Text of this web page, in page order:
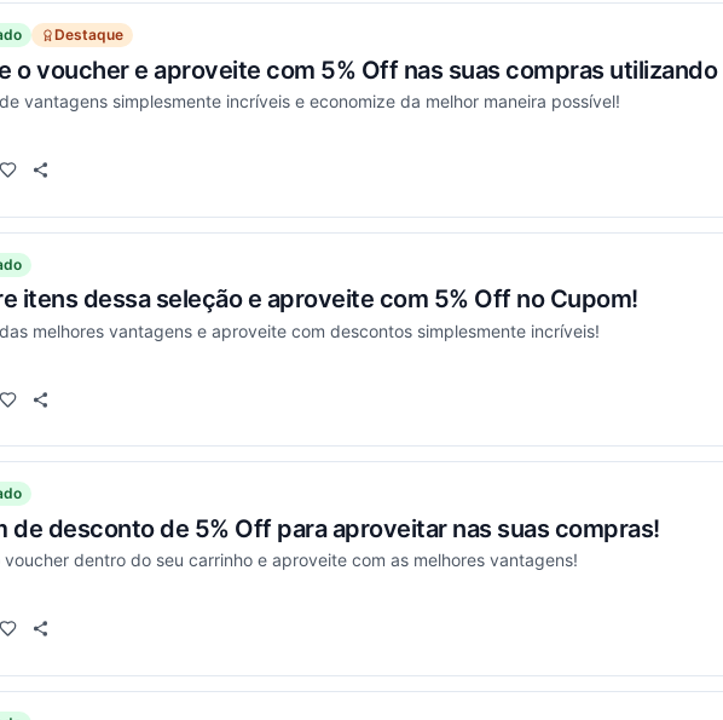
Destaque
o voucher e aproveite com 5% Off nas suas compras
vantagens simplesmente incríveis e economize da melhor maneira possível!
funcionou
cupom não funcionou
itens dessa seleção e aproveite com 5% Off no Cupom!
melhores vantagens e aproveite com descontos simplesmente incríveis!
funcionou
cupom não funcionou
de desconto de 5% Off para aproveitar nas suas compras!
voucher dentro do seu carrinho e aproveite com as melhores vantagens!
funcionou
cupom não funcionou